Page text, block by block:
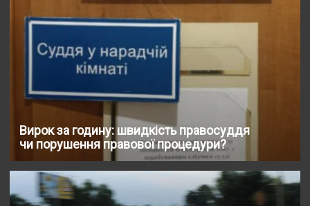
Вирок за годину: швидкість правосуддя
чи порушення правової процедури?